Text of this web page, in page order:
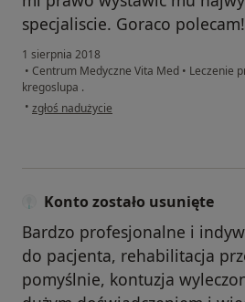
specjaliscie. Goraco
1 sierpnia 2018
• Centrum Medyczne Vita Med • Leczenie
kregoslupa .
• w opinii użytkownika katarzyna.olk
zgłoś nadużycie
Konto zostało usunięte
Bardzo profesjonalne i
do pacjenta, rehabilitacja
pomyślnie, kontuzja